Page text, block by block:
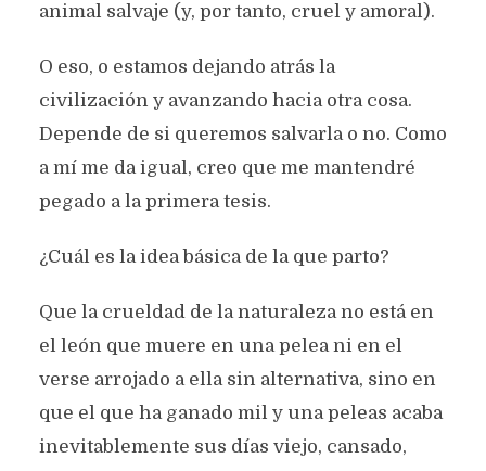
animal salvaje (y, por tanto, cruel y amoral).
O eso, o estamos dejando atrás la
civilización y avanzando hacia otra cosa.
Depende de si queremos salvarla o no. Como
a mí me da igual, creo que me mantendré
pegado a la primera tesis.
¿Cuál es la idea básica de la que parto?
Que la crueldad de la naturaleza no está en
el león que muere en una pelea ni en el
verse arrojado a ella sin alternativa, sino en
que el que ha ganado mil y una peleas acaba
inevitablemente sus días viejo, cansado,